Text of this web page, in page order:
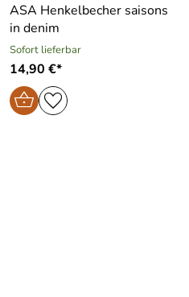
ASA Henkelbecher saisons
in denim
Sofort lieferbar
14,90 €*